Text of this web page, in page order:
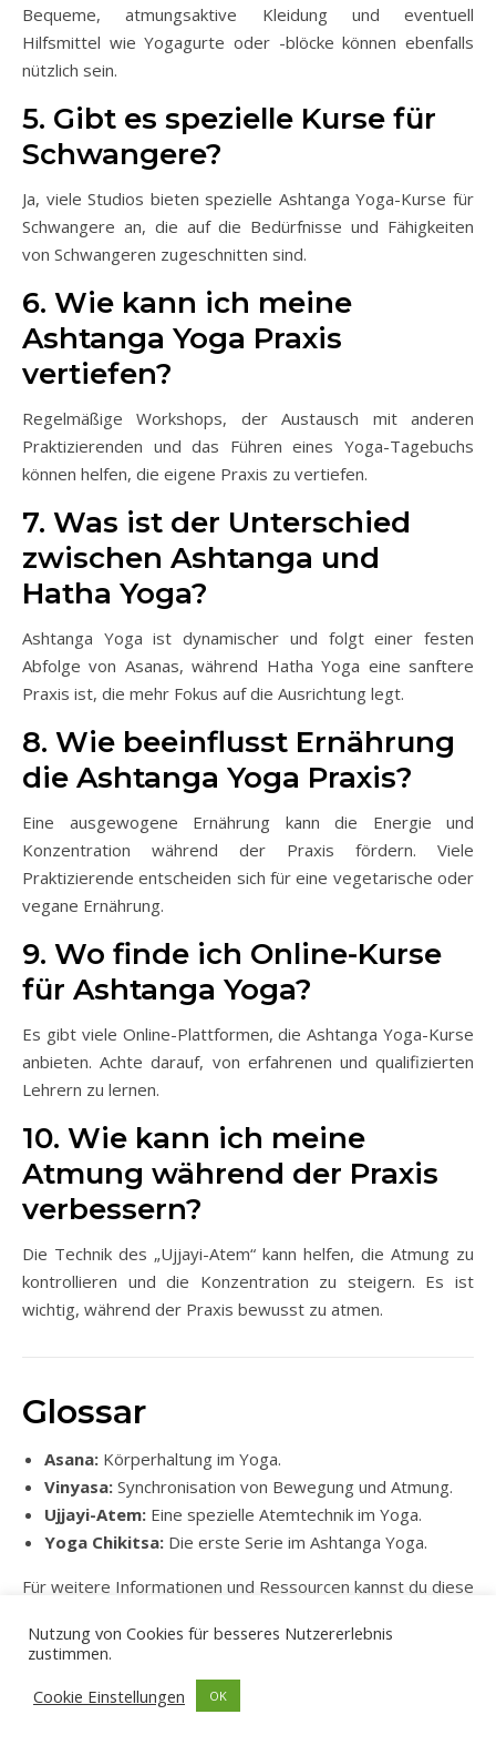
Bequeme, atmungsaktive Kleidung und eventuell
Hilfsmittel wie Yogagurte oder -blöcke können ebenfalls
nützlich sein.
5. Gibt es spezielle Kurse für
Schwangere?
Ja, viele Studios bieten spezielle Ashtanga Yoga-Kurse für
Schwangere an, die auf die Bedürfnisse und Fähigkeiten
von Schwangeren zugeschnitten sind.
6. Wie kann ich meine
Ashtanga Yoga Praxis
vertiefen?
Regelmäßige Workshops, der Austausch mit anderen
Praktizierenden und das Führen eines Yoga-Tagebuchs
können helfen, die eigene Praxis zu vertiefen.
7. Was ist der Unterschied
zwischen Ashtanga und
Hatha Yoga?
Ashtanga Yoga ist dynamischer und folgt einer festen
Abfolge von Asanas, während Hatha Yoga eine sanftere
Praxis ist, die mehr Fokus auf die Ausrichtung legt.
8. Wie beeinflusst Ernährung
die Ashtanga Yoga Praxis?
Eine ausgewogene Ernährung kann die Energie und
Konzentration während der Praxis fördern. Viele
Praktizierende entscheiden sich für eine vegetarische oder
vegane Ernährung.
9. Wo finde ich Online-Kurse
für Ashtanga Yoga?
Es gibt viele Online-Plattformen, die Ashtanga Yoga-Kurse
anbieten. Achte darauf, von erfahrenen und qualifizierten
Lehrern zu lernen.
10. Wie kann ich meine
Atmung während der Praxis
verbessern?
Die Technik des „Ujjayi-Atem“ kann helfen, die Atmung zu
kontrollieren und die Konzentration zu steigern. Es ist
wichtig, während der Praxis bewusst zu atmen.
Glossar
Asana: Körperhaltung im Yoga.
Vinyasa: Synchronisation von Bewegung und Atmung.
Ujjayi-Atem: Eine spezielle Atemtechnik im Yoga.
Yoga Chikitsa: Die erste Serie im Ashtanga Yoga.
Für weitere Informationen und Ressourcen kannst du diese
Yoga bietet.
Nutzung von Cookies für besseres Nutzererlebnis
zustimmen.
Cookie Einstellungen
OK